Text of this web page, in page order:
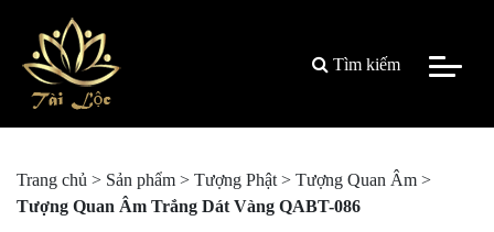
Tìm kiếm
Trang chủ > Sản phẩm > Tượng Phật > Tượng Quan Âm >
Tượng Quan Âm Trắng Dát Vàng QABT-086